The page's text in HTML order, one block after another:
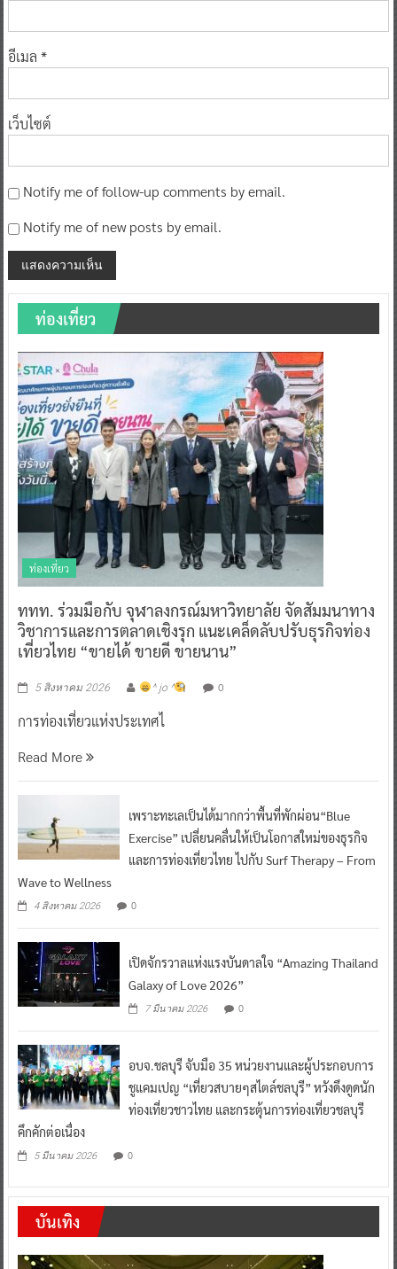
อีเมล *
เว็บไซต์
Notify me of follow-up comments by email.
Notify me of new posts by email.
ท่องเที่ยว
ท่องเที่ยว
ททท. ร่วมมือกับ จุฬาลงกรณ์มหาวิทยาลัย จัดสัมมนาทาง
วิชาการและการตลาดเชิงรุก แนะเคล็ดลับปรับธุรกิจท่อง
เที่ยวไทย “ขายได้ ขายดี ขายนาน”
5 สิงหาคม 2026 ^ jo ^ 0
การท่องเที่ยวแห่งประเทศไ
Read More
เพราะทะเลเป็นได้มากกว่าพื้นที่พักผ่อน“Blue
Exercise” เปลี่ยนคลื่นให้เป็นโอกาสใหม่ของธุรกิจ
และการท่องเที่ยวไทย ไปกับ Surf Therapy – From
Wave to Wellness
4 สิงหาคม 2026 0
เปิดจักรวาลแห่งแรงบันดาลใจ “Amazing Thailand
Galaxy of Love 2026”
7 มีนาคม 2026 0
อบจ.ชลบุรี จับมือ 35 หน่วยงานและผู้ประกอบการ
ชูแคมเปญ “เที่ยวสบายๆสไตล์ชลบุรี” หวังดึงดูดนัก
ท่องเที่ยวชาวไทย และกระตุ้นการท่องเที่ยวชลบุรี
คึกคักต่อเนื่อง
5 มีนาคม 2026 0
บันเทิง